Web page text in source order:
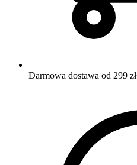
Darmowa dostawa od 299 zł